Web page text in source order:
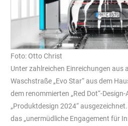
Foto: Otto Christ
Unter zahlreichen Einreichungen aus
Waschstraße „Evo Star“ aus dem
dem renommierten „Red Dot“-
„Produktdesign 2024“
das „unermüdliche Engagement für